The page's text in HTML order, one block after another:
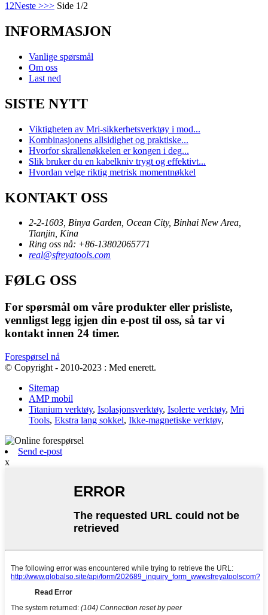
1 2Neste >>> Side 1/2
INFORMASJON
Vanlige spørsmål
Om oss
Last ned
SISTE NYTT
Viktigheten av Mri-sikkerhetsverktøy i mod...
Kombinasjonens allsidighet og praktiske...
Hvorfor skrallenøkkelen er kongen i deg...
Slik bruker du en kabelkniv trygt og effektivt...
Hvordan velge riktig metrisk momentnøkkel
KONTAKT OSS
2-2-1603, Binya Garden, Ocean City, Binhai New Area,
Tianjin, Kina
Ring oss nå: +86-13802065771
real@sfreyatools.com
FØLG OSS
For spørsmål om våre produkter eller prisliste,
vennligst legg igjen din e-post til oss, så tar vi
kontakt innen 24 timer.
Forespørsel nå
© Copyright - 2010-2023 : Med enerett.
Sitemap
AMP mobil
Titanium verktøy, Isolasjonsverktøy, Isolerte verktøy, Mri
Tools, Ekstra lang sokkel, Ikke-magnetiske verktøy,
Send e-post
x